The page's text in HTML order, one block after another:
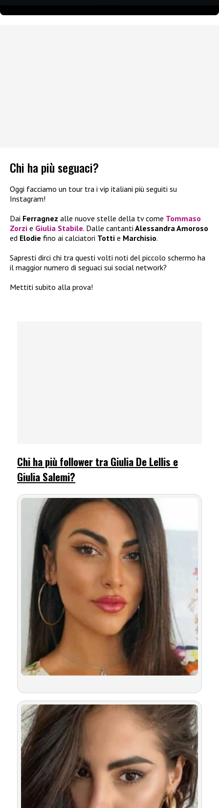
Chi ha più seguaci?
Oggi facciamo un tour tra i vip italiani più seguiti su
Instagram!
Dai Ferragnez alle nuove stelle della tv come Tommaso
Zorzi e Giulia Stabile. Dalle cantanti Alessandra Amoroso
ed Elodie fino ai calciatori Totti e Marchisio.
Sapresti dirci chi tra questi volti noti del piccolo schermo ha
il maggior numero di seguaci sui social network?
Mettiti subito alla prova!
Chi ha più follower tra Giulia De Lellis e
Giulia Salemi?